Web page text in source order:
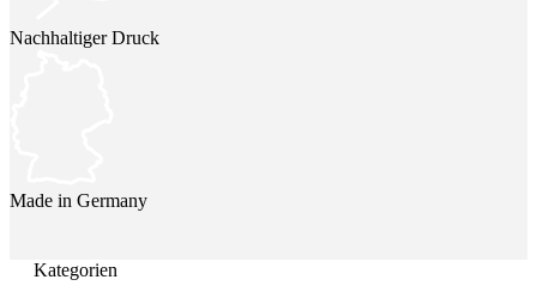
Nachhaltiger Druck
Made in Germany
Kategorien